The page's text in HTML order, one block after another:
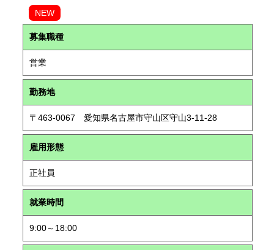
NEW
募集職種
営業
勤務地
〒463-0067 愛知県名古屋市守山区守山3-11-28
雇用形態
正社員
就業時間
9:00～18:00